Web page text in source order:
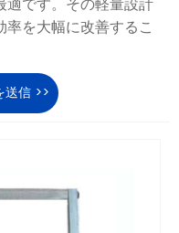
を大幅に改善するこ
送信 >>